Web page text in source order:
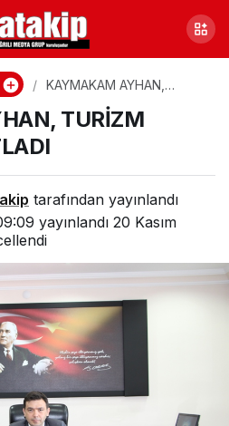
KAYMAKAM AYHAN,
KUTLADI
TURİZM
tarafından yayınlandı
yayınlandı 20 Kasım
Paylaş